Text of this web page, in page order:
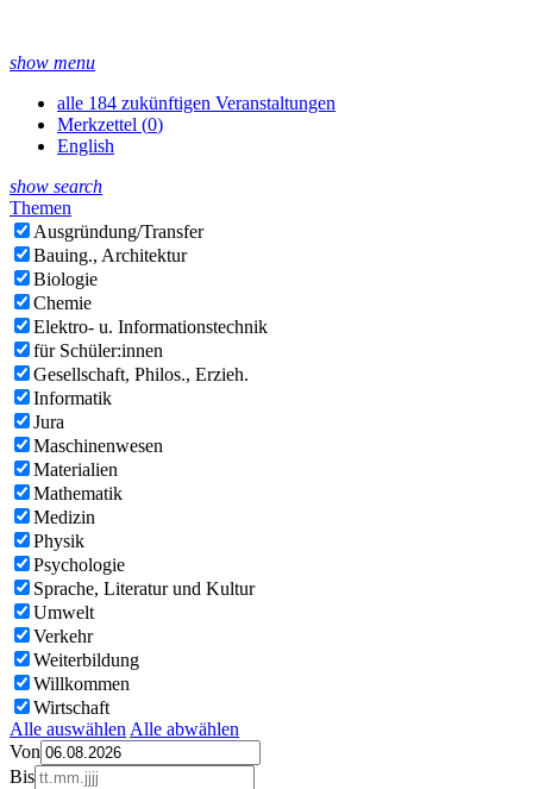
show menu
alle 184 zukünftigen Veranstaltungen
Merkzettel (0)
English
show search
Themen
Ausgründung/Transfer
Bauing., Architektur
Biologie
Chemie
Elektro- u. Informationstechnik
für Schüler:innen
Gesellschaft, Philos., Erzieh.
Informatik
Jura
Maschinenwesen
Materialien
Mathematik
Medizin
Physik
Psychologie
Sprache, Literatur und Kultur
Umwelt
Verkehr
Weiterbildung
Willkommen
Wirtschaft
Alle auswählen Alle abwählen
Von
Bis